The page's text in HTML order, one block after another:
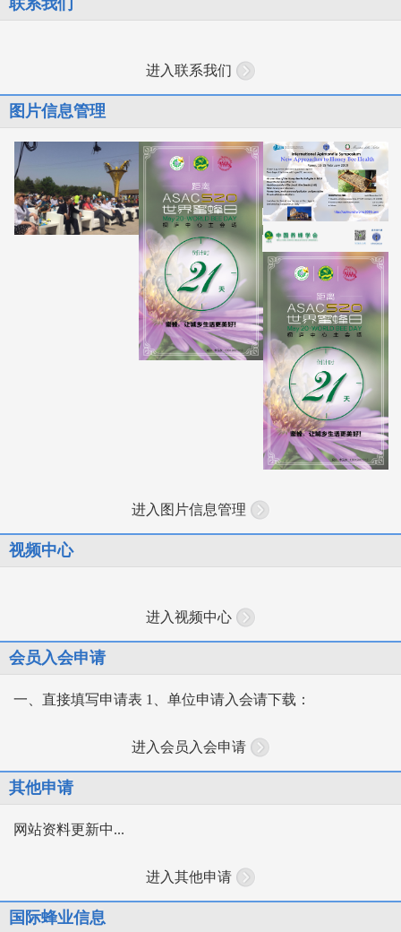
进入联系我们
图片信息管理
进入图片信息管理
视频中心
进入视频中心
会员入会申请
一、直接填写申请表 1、单位申请入会请下载：
进入会员入会申请
其他申请
网站资料更新中...
进入其他申请
国际蜂业信息